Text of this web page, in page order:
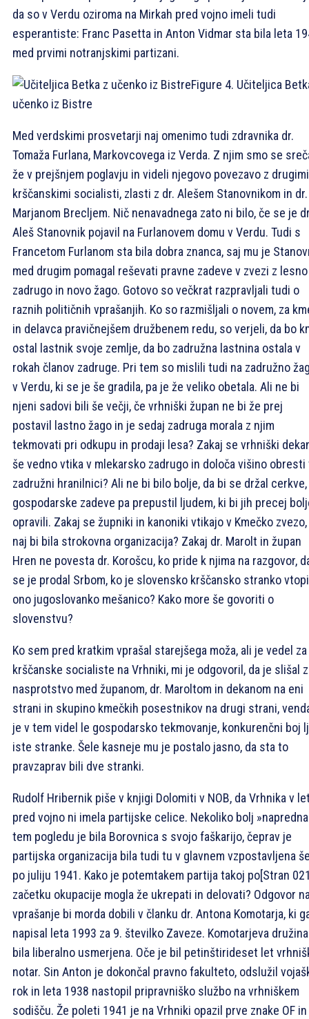
da so v Verdu oziroma na Mirkah pred vojno imeli tudi
esperantiste: Franc Pasetta in Anton Vidmar sta bila leta
med prvimi notranjskimi partizani.
Figure 4. Učiteljica
učenko iz Bistre
Med verdskimi prosvetarji naj omenimo tudi zdravnika dr.
Tomaža Furlana, Markovcovega iz Verda. Z njim smo se
že v prejšnjem poglavju in videli njegovo povezavo z drugimi
krščanskimi socialisti, zlasti z dr. Alešem Stanovnikom in dr.
Marjanom Brecljem. Nič nenavadnega zato ni bilo, če se je
Aleš Stanovnik pojavil na Furlanovem domu v Verdu. Tudi s
Francetom Furlanom sta bila dobra znanca, saj mu je
med drugim pomagal reševati pravne zadeve v zvezi z lesno
zadrugo in novo žago. Gotovo so večkrat razpravljali tudi o
raznih političnih vprašanjih. Ko so razmišljali o novem, za
in delavca pravičnejšem družbenem redu, so verjeli, da bo
ostal lastnik svoje zemlje, da bo zadružna lastnina ostala v
rokah članov zadruge. Pri tem so mislili tudi na zadružno
v Verdu, ki se je še gradila, pa je že veliko obetala. Ali ne bi
njeni sadovi bili še večji, če vrhniški župan ne bi že prej
postavil lastno žago in je sedaj zadruga morala z njim
tekmovati pri odkupu in prodaji lesa? Zakaj se vrhniški
še vedno vtika v mlekarsko zadrugo in določa višino obresti
zadružni hranilnici? Ali ne bi bilo bolje, da bi se držal cerkve,
gospodarske zadeve pa prepustil ljudem, ki bi jih precej
opravili. Zakaj se župniki in kanoniki vtikajo v Kmečko
naj bi bila strokovna organizacija? Zakaj dr. Marolt in župan
Hren ne povesta dr. Korošcu, ko pride k njima na razgovor,
se je prodal Srbom, ko je slovensko krščansko stranko
ono jugoslovanko mešanico? Kako more še govoriti o
slovenstvu?
Ko sem pred kratkim vprašal starejšega moža, ali je vedel za
krščanske socialiste na Vrhniki, mi je odgovoril, da je slišal
nasprotstvo med županom, dr. Maroltom in dekanom na eni
strani in skupino kmečkih posestnikov na drugi strani,
je v tem videl le gospodarsko tekmovanje, konkurenčni boj
iste stranke. Šele kasneje mu je postalo jasno, da sta to
pravzaprav bili dve stranki.
Rudolf Hribernik piše v knjigi Dolomiti v NOB, da Vrhnika v
pred vojno ni imela partijske celice. Nekoliko bolj
tem pogledu je bila Borovnica s svojo faškarijo, čeprav je
partijska organizacija bila tudi tu v glavnem vzpostavljena
po juliju 1941. Kako je potemtakem partija takoj po[Stran
začetku okupacije mogla že ukrepati in delovati? Odgovor
vprašanje bi morda dobili v članku dr. Antona Komotarja, ki
napisal leta 1993 za 9. številko Zaveze. Komotarjeva
bila liberalno usmerjena. Oče je bil petinštirideset let
notar. Sin Anton je dokončal pravno fakulteto, odslužil
rok in leta 1938 nastopil pripravniško službo na vrhniškem
sodišču. Že poleti 1941 je na Vrhniki opazil prve znake OF in